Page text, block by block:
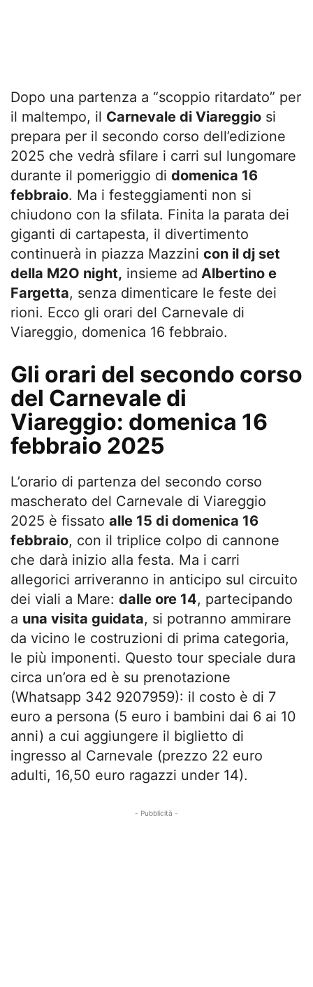
Dopo una partenza a “scoppio ritardato” per
il maltempo, il Carnevale di Viareggio si
prepara per il secondo corso dell’edizione
2025 che vedrà sfilare i carri sul lungomare
durante il pomeriggio di domenica 16
febbraio. Ma i festeggiamenti non si
chiudono con la sfilata. Finita la parata dei
giganti di cartapesta, il divertimento
continuerà in piazza Mazzini con il dj set
della M2O night, insieme ad Albertino e
Fargetta, senza dimenticare le feste dei
rioni. Ecco gli orari del Carnevale di
Viareggio, domenica 16 febbraio.
Gli orari del secondo corso
del Carnevale di
Viareggio: domenica 16
febbraio 2025
L’orario di partenza del secondo corso
mascherato del Carnevale di Viareggio
2025 è fissato alle 15 di domenica 16
febbraio, con il triplice colpo di cannone
che darà inizio alla festa. Ma i carri
allegorici arriveranno in anticipo sul circuito
dei viali a Mare: dalle ore 14, partecipando
a una visita guidata, si potranno ammirare
da vicino le costruzioni di prima categoria,
le più imponenti. Questo tour speciale dura
circa un’ora ed è su prenotazione
(Whatsapp 342 9207959): il costo è di 7
euro a persona (5 euro i bambini dai 6 ai 10
anni) a cui aggiungere il biglietto di
ingresso al Carnevale (prezzo 22 euro
adulti, 16,50 euro ragazzi under 14).
- Pubblicità -